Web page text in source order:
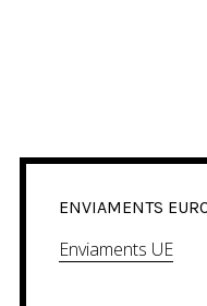
ENVIAMENTS
Enviaments UE